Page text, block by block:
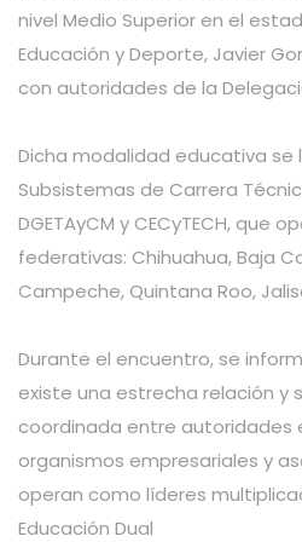
nivel Medio Superior en el
Educación y Deporte, Javier
con autoridades de la
Dicha modalidad educativa se
Subsistemas de Carrera
DGETAyCM y CECyTECH, que
federativas: Chihuahua, Baja
Campeche, Quintana Roo,
Durante el encuentro, se
existe una estrecha relación y
coordinada entre autoridades
organismos empresariales y
operan como líderes
Educación Dual